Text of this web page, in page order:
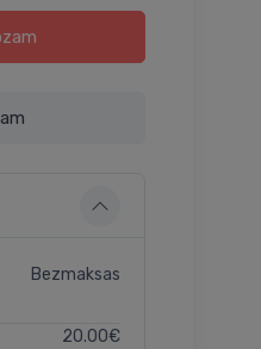
Bezmaksas
20.00€